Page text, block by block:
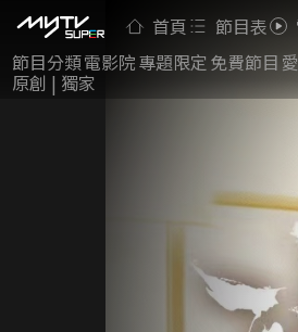
首頁 節目表
節目分類電影院專題限定 免費節目
原創 | 獨家